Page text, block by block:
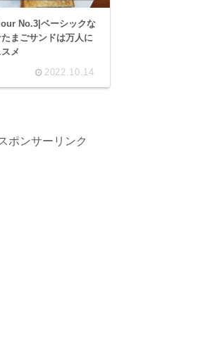
No.3|ベーシックな
たまごサンドは万人に
メ
2022.10.14
ポンサーリンク